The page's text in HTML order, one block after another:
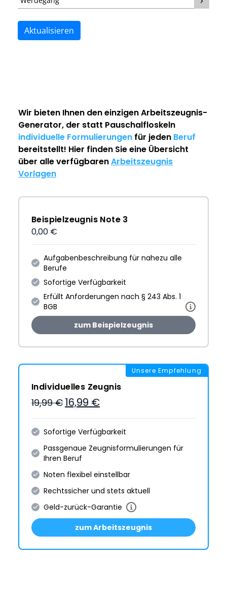
Aktualisieren
Wir bieten Ihnen den einzigenArbeitszeugnis-
Generator, der statt Pauschalfloskeln
individuelle Formulierungen für jeden Beruf
bereitstellt! Hier finden Sie eine Übersicht
über alle verfügbarenArbeitszeugnis
Vorlagen
Beispielzeugnis Note 3
0,00 €
Aufgabenbeschreibung für nahezu alle
Berufe
Sofortige Verfügbarkeit
Erfüllt Anforderungen nach § 243 Abs. 1
BGB
zum Beispielzeugnis
Unsere Empfehlung
Individuelles Zeugnis
19,99 € 16,99 €
Sofortige Verfügbarkeit
Passgenaue Zeugnis­formulie­rungen für
Ihren Beruf
Noten flexibel einstellbar
Rechtssicher und stets aktuell
Geld-zurück-Garantie
zum Arbeitszeugnis